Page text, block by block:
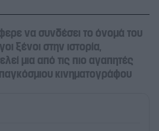
να συνδέσει το όνομά του
ξένοι στην ιστορία,
μια από τις πιο αγαπητές
κινηματογράφου